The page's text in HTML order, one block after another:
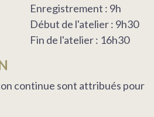
Enregistrement : 9h
Début de l'atelier : 9h30
Fin de l'atelier : 16h30
continue sont attribués pour